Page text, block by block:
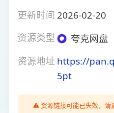
更新时间 2026-02-20
资源类型
夸克网盘
资源地址 https://
5pt
⚠️ 资源链接可能已失效，请